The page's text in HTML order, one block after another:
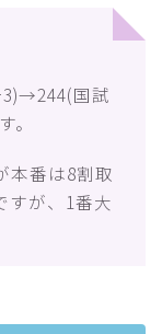
国試
。
本番は8割取
すが、1番大